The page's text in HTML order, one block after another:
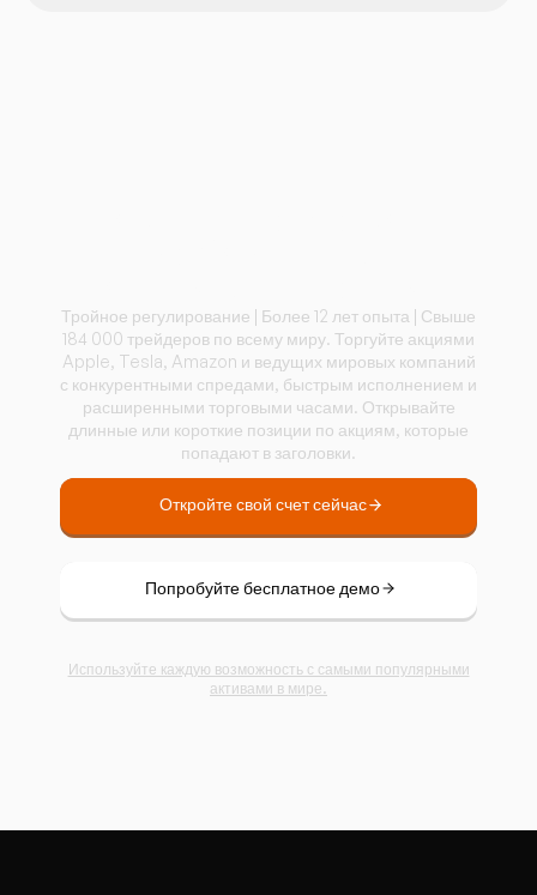
Тройное регулирование | Более 12 лет опыта | Свыше
184 000 трейдеров по всему миру. Торгуйте акциями
Apple, Tesla, Amazon и ведущих мировых компаний
с конкурентными спредами, быстрым исполнением и
расширенными торговыми часами. Открывайте
длинные или короткие позиции по акциям, которые
попадают в заголовки.
Откройте свой счет сейчас
Попробуйте бесплатное демо
Используйте каждую возможность с самыми популярными
активами в мире.